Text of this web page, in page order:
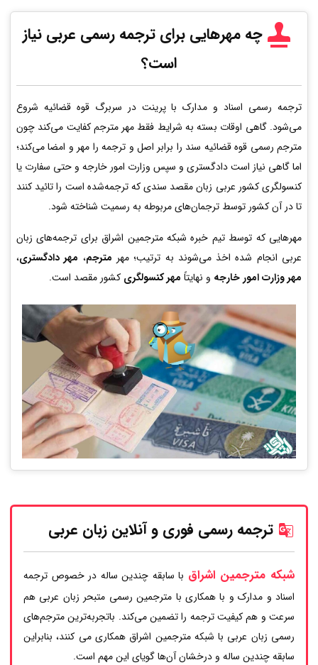
چه مهرهایی برای ترجمه رسمی عربی نیاز
است؟
ترجمه رسمی اسناد و مدارک با پرینت در سربرگ قوه قضائیه شروع
می‌شود. گاهی اوقات بسته به شرایط فقط مهر مترجم کفایت می‌کند چون
مترجم رسمی قوه قضائیه سند را برابر اصل و ترجمه را مهر و امضا می‌کند؛
اما گاهی نیاز است دادگستری و سپس وزارت امور خارجه و حتی سفارت یا
کنسولگری کشور عربی زبان مقصد سندی که ترجمه‌شده است را تائید کنند
تا در آن کشور توسط ترجمان‌های مربوطه به رسمیت شناخته شود.
مهرهایی که توسط تیم خبره شبکه مترجمین اشراق برای ترجمه‌های زبان
عربی انجام شده اخذ می‌شوند به ترتیب؛ مهر مترجم، مهر دادگستری،
مهر وزارت امور خارجه و نهایتاً مهر کنسولگری کشور مقصد است.
ترجمه رسمی فوری و آنلاین زبان عربی
شبکه مترجمین اشراق با سابقه چندین ساله در خصوص ترجمه
اسناد و مدارک و با همکاری با مترجمین رسمی متبحر زبان عربی هم
سرعت و هم کیفیت ترجمه را تضمین می‌کند. باتجربه‌ترین مترجم‌های
رسمی زبان عربی با شبکه مترجمین اشراق همکاری می کنند، بنابراین
سابقه چندین ساله و درخشان آن‌ها گویای این مهم است.